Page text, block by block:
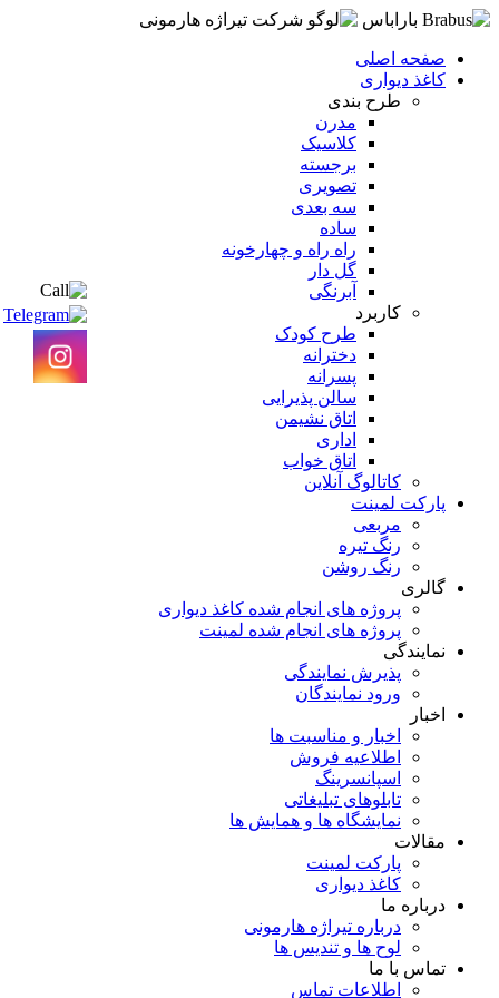
صفحه اصلی
کاغذ دیواری
طرح بندی
مدرن
کلاسیک
برجسته
تصویری
سه بعدی
ساده
راه راه و چهارخونه
گل دار
آبرنگی
کاربرد
طرح کودک
دخترانه
پسرانه
سالن پذیرایی
اتاق نشیمن
اداری
اتاق خواب
کاتالوگ آنلاین
پارکت لمینت
مربعی
رنگ تیره
رنگ روشن
گالری
پروژه های انجام شده کاغذ دیواری
پروژه های انجام شده لمینت
نمایندگی
پذیرش نمایندگی
ورود نمایندگان
اخبار
اخبار و مناسبت ها
اطلاعیه فروش
اسپانسرینگ
تابلوهای تبلیغاتی
نمایشگاه ها و همایش ها
مقالات
پارکت لمینت
کاغذ دیواری
درباره ما
درباره تیراژه هارمونی
لوح ها و تندیس ها
تماس با ما
اطلاعات تماس